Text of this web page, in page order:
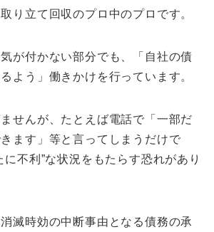
り立て回収のプロ中のプロです。
が付かない部分でも、「自社の債
よう」働きかけを行っています。
せんが、たとえば電話で「一部だ
ます」等と言ってしまうだけで
に不利”な状況をもたらす恐れがあり
滅時効の中断事由となる債務の承